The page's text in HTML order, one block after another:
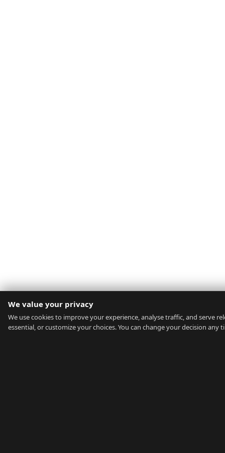
We value your privacy
We use cookies to improve your experience, analyse traffic, and serve
essential, or customize your choices. You can change your decision any